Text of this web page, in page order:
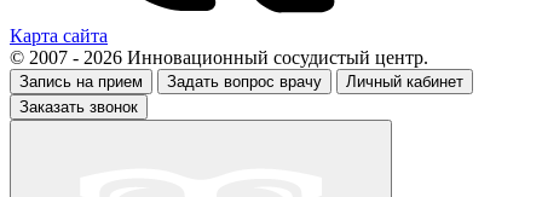
Карта сайта
© 2007 - 2026 Инновационный сосудистый центр.
Запись на прием Задать вопрос врачу
Личный кабинет
Заказать звонок